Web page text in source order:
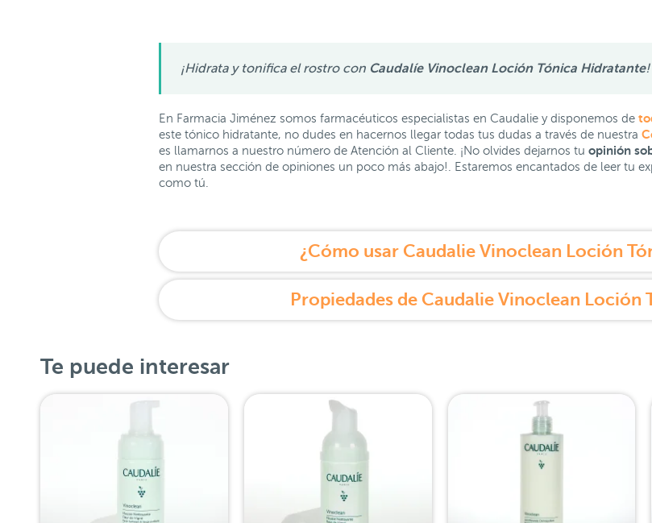
¡Hidrata y tonifica el rostro con Caudalíe Vinoclean Loción Tónica Hidratante!
En Farmacia Jiménez somos farmacéuticos especialistas en Caudalie y disponemos de
este tónico hidratante, no dudes en hacernos llegar todas tus dudas a través de nuestra
es llamarnos a nuestro número de Atención al Cliente. ¡No olvides dejarnos tu opinión
en nuestra sección de opiniones un poco más abajo!. Estaremos encantados de leer tu
como tú.
¿Cómo usar Caudalie Vinoclean Loción
Propiedades de Caudalie Vinoclean Loción
Te puede interesar